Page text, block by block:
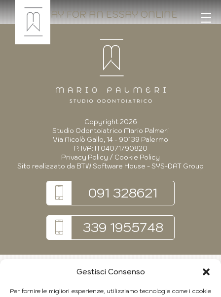
Gestisci Consenso
Per fornire le migliori esperienze, utilizziamo tecnologie come i cookie
PAY FOR AN ESSAY ONLINE
Copyright 2026
Studio Odontoiatrico Mario Palmeri
Via Nicolò Gallo, 14 - 90139 Palermo
P. IVA: IT04071790820
Privacy Policy / Cookie Policy
Sito realizzato da BTW Software House - SYS-DAT Group
091 328621
339 1955748